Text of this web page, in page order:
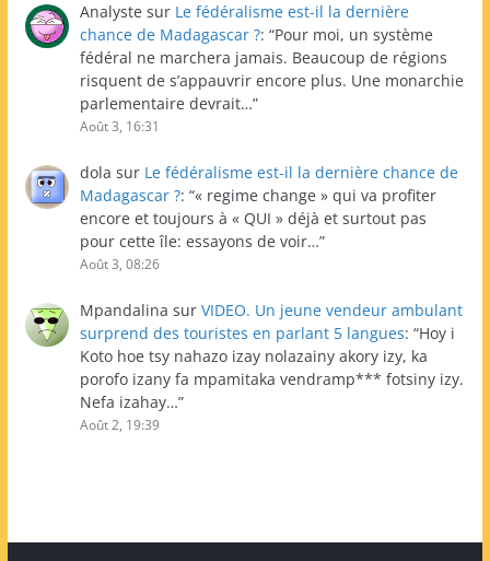
Analyste sur Le fédéralisme est-il la dernière
chance de Madagascar ?: “Pour moi, un système
fédéral ne marchera jamais. Beaucoup de régions
risquent de s’appauvrir encore plus. Une monarchie
parlementaire devrait…”
Août 3, 16:31
dola sur Le fédéralisme est-il la dernière chance de
Madagascar ?: “« regime change » qui va profiter
encore et toujours à « QUI » déjà et surtout pas
pour cette île: essayons de voir…”
Août 3, 08:26
Mpandalina sur VIDEO. Un jeune vendeur ambulant
surprend des touristes en parlant 5 langues: “Hoy i
Koto hoe tsy nahazo izay nolazainy akory izy, ka
porofo izany fa mpamitaka vendramp*** fotsiny izy.
Nefa izahay…”
Août 2, 19:39